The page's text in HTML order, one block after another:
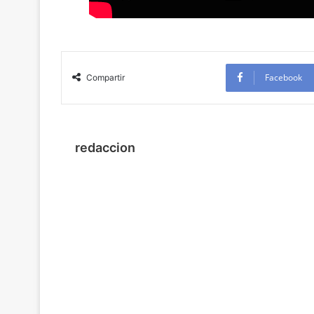
Compartir Facebook
redaccion